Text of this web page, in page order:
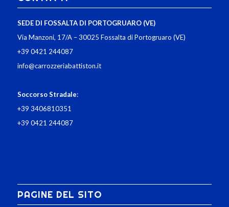
SEDE DI FOSSALTA DI PORTOGRUARO (VE)
Via Manzoni, 17/A – 30025 Fossalta di Portogruaro (VE)
+39 0421 244087
info@carrozzeriabattiston.it
Soccorso Stradale:
+39 3406810351
+39 0421 244087
PAGINE DEL SITO